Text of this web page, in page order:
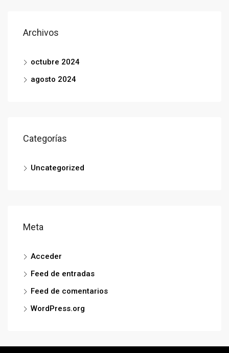
Archivos
octubre 2024
agosto 2024
Categorías
Uncategorized
Meta
Acceder
Feed de entradas
Feed de comentarios
WordPress.org